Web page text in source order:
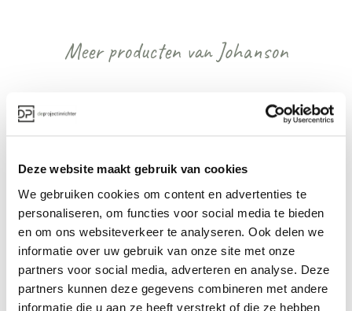
Deze website maakt gebruik van cookies
We gebruiken cookies om content en advertenties te
personaliseren, om functies voor social media te bieden
en om ons websiteverkeer te analyseren. Ook delen we
informatie over uw gebruik van onze site met onze
partners voor social media, adverteren en analyse. Deze
partners kunnen deze gegevens combineren met andere
informatie die u aan ze heeft verstrekt of die ze hebben
Meer producten van Johanson
Johanson Stroll kruk
Johanson Stroll
Bench